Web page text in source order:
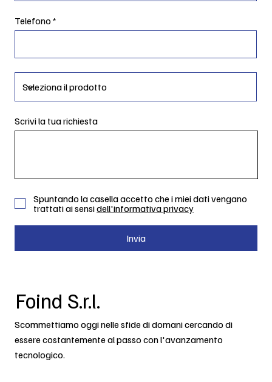
Telefono
Scrivi la tua richiesta
Spuntando la casella accetto che i miei dati vengano
trattati ai sensidell'informativa privacy
Invia
Foind S.r.l.
Scommettiamo oggi nelle sfide di domani cercando di
essere costantemente al passo con l'avanzamento
tecnologico.